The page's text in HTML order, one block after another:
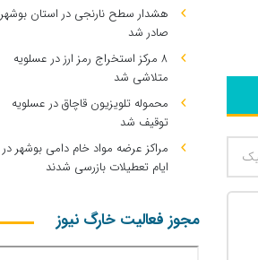
هشدار سطح نارنجی در استان بوشهر
صادر شد
۸ مرکز استخراج رمز ارز در عسلویه
متلاشی شد
محموله تلویزیون قاچاق در عسلویه
توقیف شد
مراکز عرضه مواد خام دامی بوشهر در
ایام تعطیلات بازرسی شدند
مجوز فعالیت خارگ نیوز